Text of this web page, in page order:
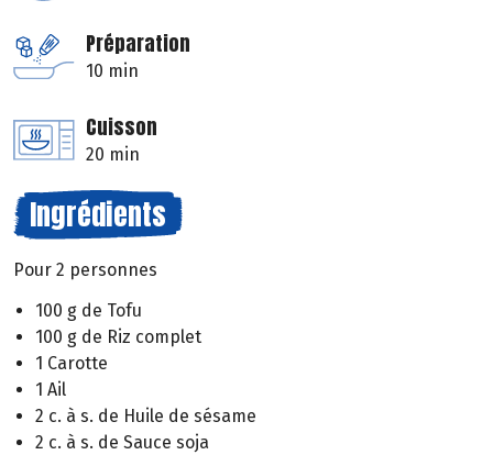
Préparation
10 min
Cuisson
20 min
Ingrédients
Pour 2 personnes
100 g de Tofu
100 g de Riz complet
1 Carotte
1 Ail
2 c. à s. de Huile de sésame
2 c. à s. de Sauce soja